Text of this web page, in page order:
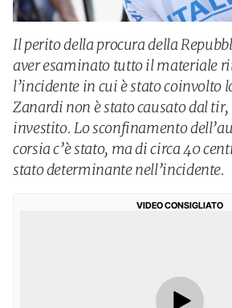
Il perito della procura della
aver esaminato tutto il materiale
l’incidente in cui è stato coinvolto
Zanardi non è stato causato dal tir,
investito. Lo sconfinamento
corsia c’è stato, ma di circa 40
stato determinante nell’incidente.
VIDEO CONSIGLIATO